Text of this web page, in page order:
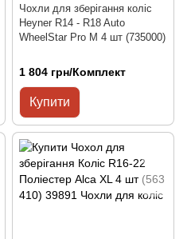
Чохли для зберігання коліс
Heyner R14 - R18 Auto
WheelStar Pro М 4 шт (735000)
1 804 грн/Комплект
Купити